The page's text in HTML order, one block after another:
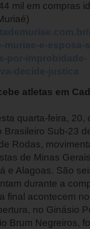
mil em compras
atletas em
quarta-feira, 20,
Brasileiro Sub-23
Rodas,
de Minas
e Alagoas. São
durante a
final acontecem
no Ginásio
Brum Negreiros,